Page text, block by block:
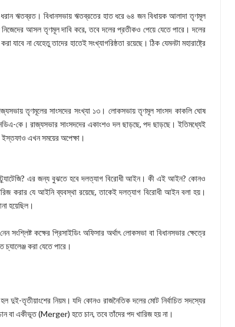
ঋতব্রত। বিধানসভায় ঋতব্রতের হাত ধরে ৬৪ জন বিধায়ক আলাদা তৃণমূল
আসল তৃণমূল দাবি করে, তবে দলের প্রতীকও পেয়ে যেতে পারে। দলের
না যেহেতু তাদের হাতেই সংখ্যাগরিষ্ঠতা রয়েছে। ঠিক যেমনটা মহারাষ্ট্রে
তৃণমূলের সাংসদের সংখ্যা ১৩। লোকসভায় তৃণমূল সাংসদ কাকলি ঘোষ
কে। রাজ্যসভার সাংসদদের একাংশও দল ছাড়ছে, পদ ছাড়ছে। ইতিমধ্যেই
ইস্তফাও এখন সময়ের অপেক্ষা।
এর জন্য বুঝতে হবে দলত্যাগ বিরোধী আইন। কী এই আইন? কোনও
করার যে আইনি ব্যবস্থা রয়েছে, তাকেই দলত্যাগ বিরোধী আইন বলা হয়।
হয়েছিল।
কক্ষের প্রিসাইডিং অফিসার অর্থাৎ লোকসভা বা বিধানসভার ক্ষেত্রে
করা যেতে পারে।
দুই-তৃতীয়াংশের নিয়ম। যদি কোনও রাজনৈতিক দলের মোট নির্বাচিত সদস্যের
বা একীভূত (Merger) হতে চান, তবে তাঁদের পদ খারিজ হয় না।